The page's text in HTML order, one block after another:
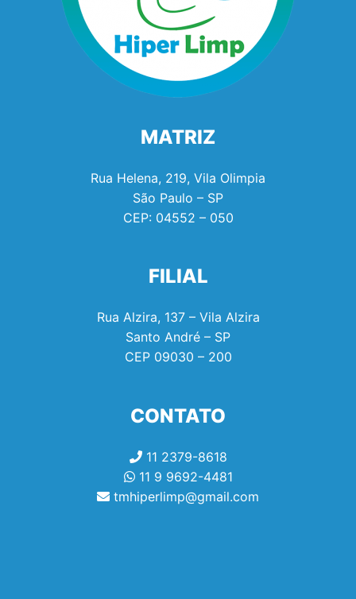
MATRIZ
Rua Helena, 219, Vila Olimpia
São Paulo – SP
CEP: 04552 – 050
FILIAL
Rua Alzira, 137 – Vila Alzira
Santo André – SP
CEP 09030 – 200
CONTATO
11 2379-8618
11 9 9692-4481
tmhiperlimp@gmail.com